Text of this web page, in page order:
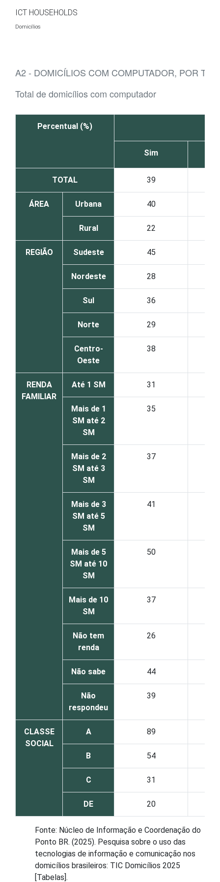
ICT HOUSEHOLDS
Domicílios
A2 - DOMICÍLIOS COM COMPUTADOR, POR
Total de domicílios com computador
Percentual (%)
Sim
TOTAL 39
ÁREA Urbana 40
Rural 22
REGIÃO Sudeste 45
Nordeste 28
Sul 36
Norte 29
Centro-
Oeste
38
RENDA
FAMILIAR
Até 1 SM 31
Mais de 1
SM até 2
SM
35
Mais de 2
SM até 3
SM
37
Mais de 3
SM até 5
SM
41
Mais de 5
SM até 10
SM
50
Mais de 10
SM
37
Não tem
renda
26
Não sabe 44
Não
respondeu
39
CLASSE
SOCIAL
A 89
B 54
C 31
DE 20
Fonte: Núcleo de Informação e Coordenação do
Ponto BR. (2025). Pesquisa sobre o uso das
tecnologias de informação e comunicação nos
domicílios brasileiros: TIC Domicílios 2025
[Tabelas].